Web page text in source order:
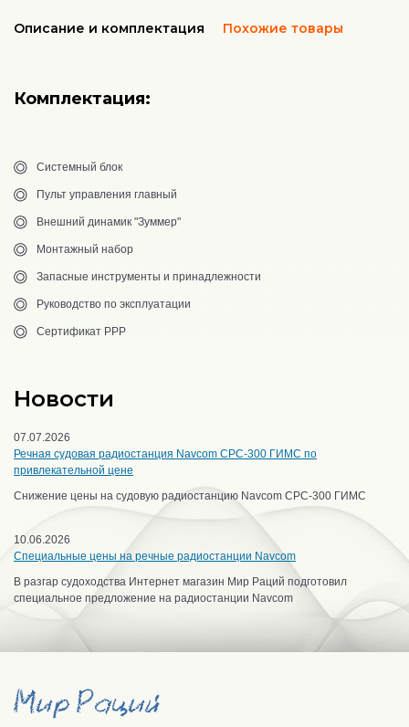
Описание и комплектация Похожие товары
Комплектация:
Системный блок
Пульт управления главный
Внешний динамик "Зуммер"
Монтажный набор
Запасные инструменты и принадлежности
Руководство по эксплуатации
Сертификат РРР
Новости
07.07.2026
Речная судовая радиостанция Navcom CPC-300 ГИМС по
привлекательной цене
Снижение цены на судовую радиостанцию Navcom CPC-300 ГИМС
10.06.2026
Специальные цены на речные радиостанции Navcom
В разгар судоходства Интернет магазин Мир Раций подготовил
специальное предложение на радиостанции Navcom